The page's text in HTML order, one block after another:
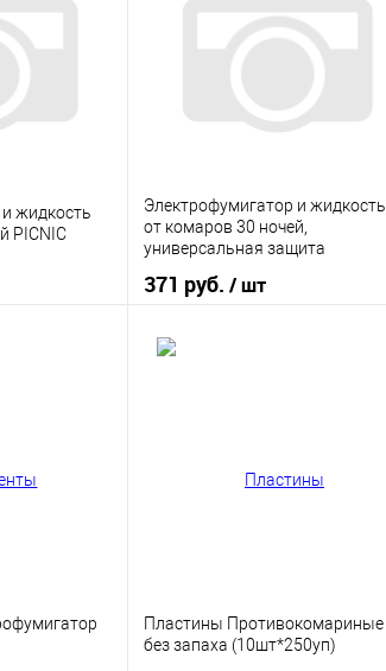
жидкость
PICNIC
Электрофумигатор и жидкость
от комаров 30 ночей,
универсальная защита
371 руб. / шт
Пластины Противокомариные
без запаха (10шт*250уп)